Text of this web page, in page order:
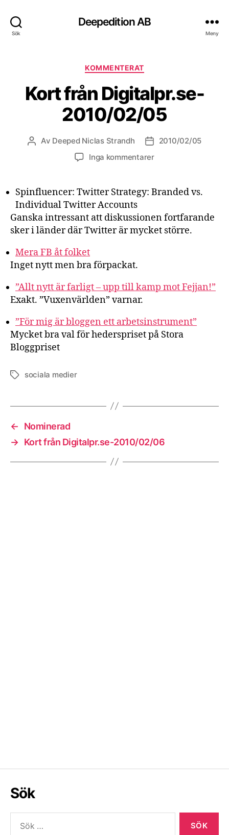
Sök
Deepedition AB
Meny
Kategorier
KOMMENTERAT
Kort från Digitalpr.se-
2010/02/05
Inläggsförfattare
Av Deeped Niclas Strandh Inläggsdatum
2010/02/05
Inga kommentarer
Spinfluencer: Twitter Strategy: Branded vs.
Individual Twitter Accounts
Ganska intressant att diskussionen fortfarande
sker i länder där Twitter är mycket större.
Mera FB åt folket
Inget nytt men bra förpackat.
”Allt nytt är farligt – upp till kamp mot Fejjan!”
Exakt. ”Vuxenvärlden” varnar.
”För mig är bloggen ett arbetsinstrument”
Mycket bra val för hederspriset på Stora
Bloggpriset
Etikettersociala medier
←
Nominerad
→ Kort från Digitalpr.se-2010/02/06
Sök
efter: